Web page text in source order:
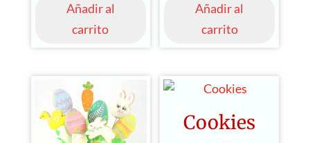
Añadir al
carrito
Añadir al
carrito
Cookies